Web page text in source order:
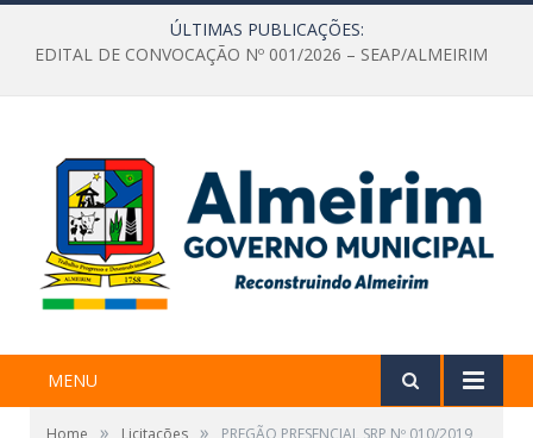
ÚLTIMAS PUBLICAÇÕES:
EDITAL DE CONVOCAÇÃO Nº 001/2026 – SEAP/ALMEIRIM
MENU
Home » Licitações »
PREGÃO PRESENCIAL SRP Nº 010/2019